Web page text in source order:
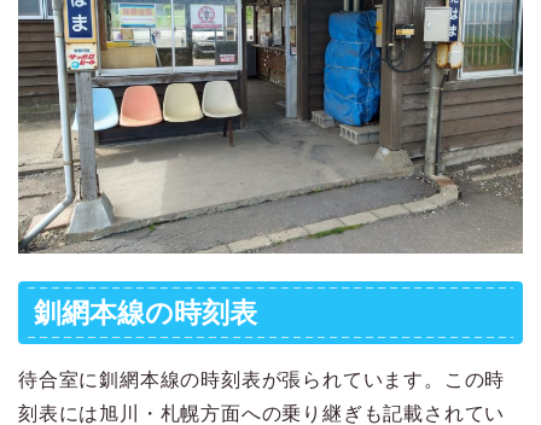
釧網本線の時刻表
待合室に釧網本線の時刻表が張られています。この時
刻表には旭川・札幌方面への乗り継ぎも記載されてい